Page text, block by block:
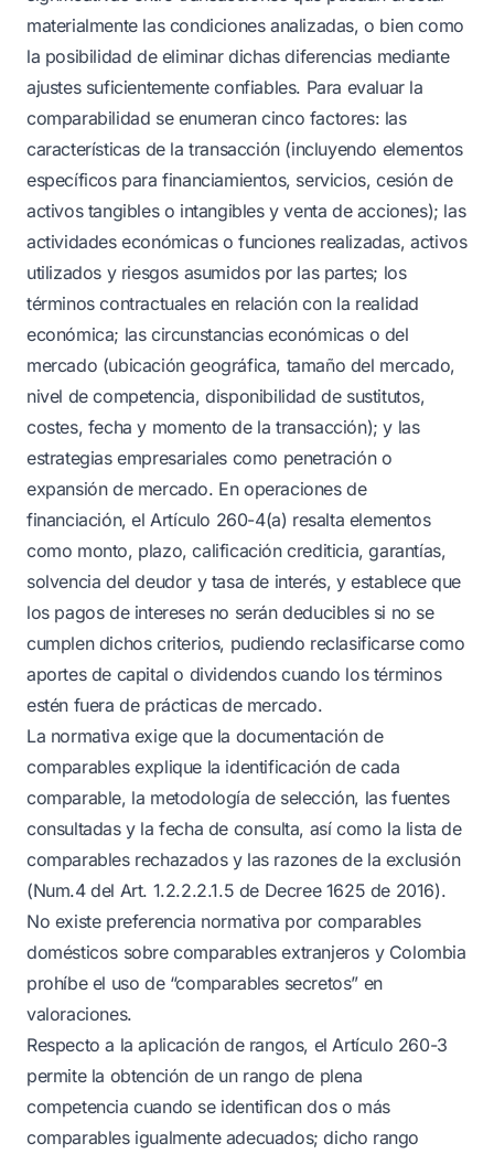
materialmente las condiciones analizadas, o bien como
la posibilidad de eliminar dichas diferencias mediante
ajustes suficientemente confiables. Para evaluar la
comparabilidad se enumeran cinco factores: las
características de la transacción (incluyendo elementos
específicos para financiamientos, servicios, cesión de
activos tangibles o intangibles y venta de acciones); las
actividades económicas o funciones realizadas, activos
utilizados y riesgos asumidos por las partes; los
términos contractuales en relación con la realidad
económica; las circunstancias económicas o del
mercado (ubicación geográfica, tamaño del mercado,
nivel de competencia, disponibilidad de sustitutos,
costes, fecha y momento de la transacción); y las
estrategias empresariales como penetración o
expansión de mercado. En operaciones de
financiación, el Artículo 260-4(a) resalta elementos
como monto, plazo, calificación crediticia, garantías,
solvencia del deudor y tasa de interés, y establece que
los pagos de intereses no serán deducibles si no se
cumplen dichos criterios, pudiendo reclasificarse como
aportes de capital o dividendos cuando los términos
estén fuera de prácticas de mercado.
La normativa exige que la documentación de
comparables explique la identificación de cada
comparable, la metodología de selección, las fuentes
consultadas y la fecha de consulta, así como la lista de
comparables rechazados y las razones de la exclusión
(Num.4 del Art. 1.2.2.2.1.5 de Decree 1625 de 2016).
No existe preferencia normativa por comparables
domésticos sobre comparables extranjeros y Colombia
prohíbe el uso de “comparables secretos” en
valoraciones.
Respecto a la aplicación de rangos, el Artículo 260-3
permite la obtención de un rango de plena
competencia cuando se identifican dos o más
comparables igualmente adecuados; dicho rango